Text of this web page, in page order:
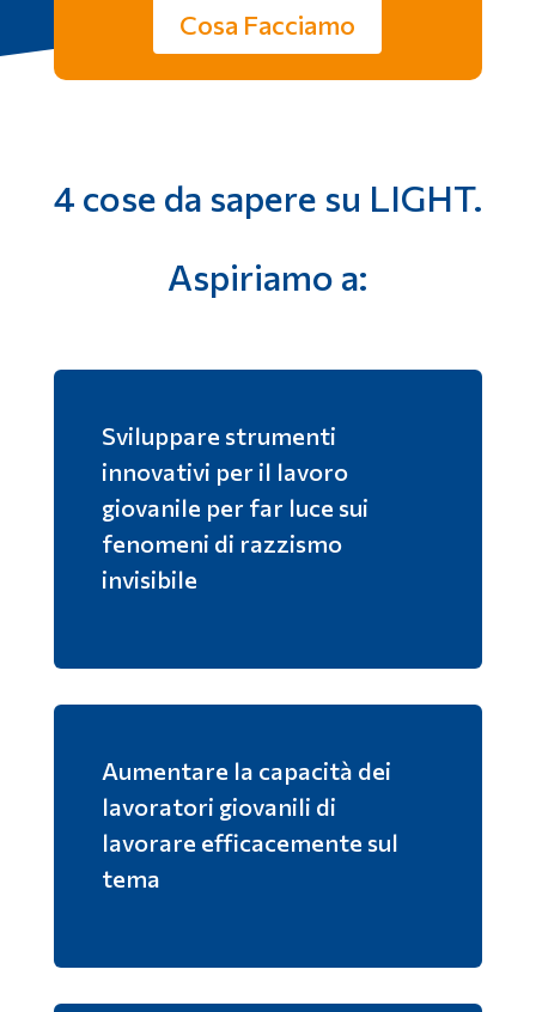
Cosa Facciamo
4 cose da sapere su LIGHT.
Aspiriamo a:
Sviluppare strumenti
innovativi per il lavoro
giovanile per far luce sui
fenomeni di razzismo
invisibile
Aumentare la capacità dei
lavoratori giovanili di
lavorare efficacemente sul
tema